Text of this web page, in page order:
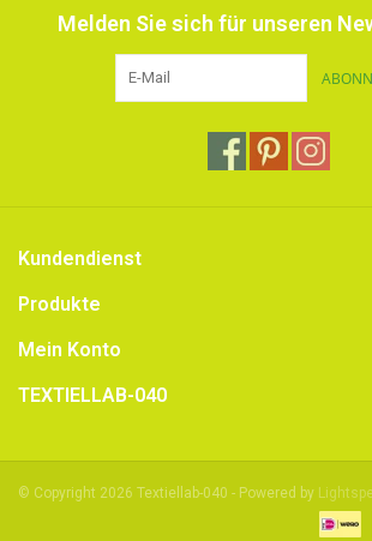
Melden Sie sich für unseren
Kundendienst
Produkte
Mein Konto
TEXTIELLAB-040
© Copyright 2026 Textiellab-040 - Powered by